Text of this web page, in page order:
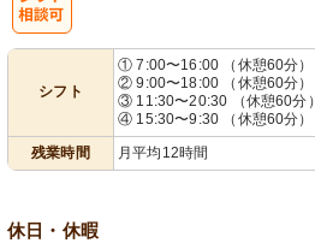
シフト
① 7:00〜16:00 （休憩60分）
② 9:00〜18:00 （休憩60分）
③ 11:30〜20:30 （休憩60分）
④ 15:30〜9:30 （休憩60分）
残業時間
月平均12時間
休日・休暇